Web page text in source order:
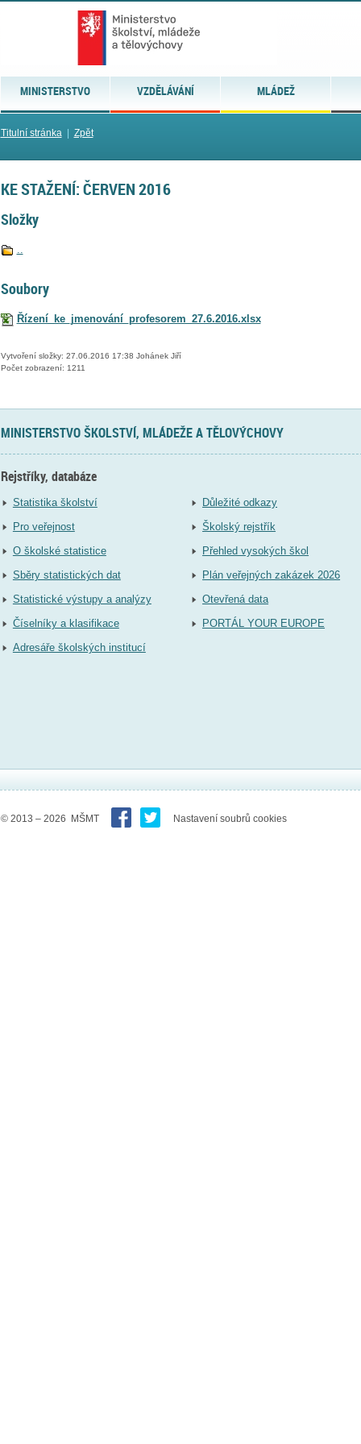
MINISTERSTVO VZDĚLÁVÁNÍ MLÁDEŽ
Titulní stránka| Zpět
KE STAŽENÍ: ČERVEN 2016
Složky
..
Soubory
Řízení_ke_jmenování_profesorem_27.6.2016.xlsx
Vytvoření složky: 27.06.2016 17:38 Johánek Jiří
Počet zobrazení: 1211
MINISTERSTVO ŠKOLSTVÍ, MLÁDEŽE A TĚLOVÝCHOVY
Rejstříky, databáze
Statistika školství
Pro veřejnost
O školské statistice
Sběry statistických dat
Statistické výstupy a analýzy
Číselníky a klasifikace
Adresáře školských institucí
Důležité odkazy
Školský rejstřík
Přehled vysokých škol
Plán veřejných zakázek 2026
Otevřená data
PORTÁL YOUR EUROPE
© 2013 – 2026 MŠMT Nastavení soubrů cookies